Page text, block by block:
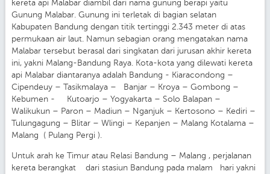
kereta api Malabar diambil dari nama gunung berapi yaitu
Gunung Malabar. Gunung ini terletak di bagian selatan
Kabupaten Bandung dengan titik tertinggi 2.343 meter di atas
permukaan air laut. Namun sebagian orang mengatakan nama
Malabar tersebut berasal dari singkatan dari jurusan akhir kereta
ini, yakni Malang-Bandung Raya. Kota-kota yang dilewati kereta
api Malabar diantaranya adalah Bandung - Kiaracondong –
Cipendeuy – Tasikmalaya – Banjar – Kroya – Gombong –
Kebumen - Kutoarjo – Yogyakarta – Solo Balapan –
Walikukun – Paron – Madiun – Nganjuk – Kertosono – Kediri –
Tulungagung – Blitar – Wlingi – Kepanjen – Malang Kotalama –
Malang ( Pulang Pergi ).
Untuk arah ke Timur atau Relasi Bandung – Malang , perjalanan
kereta berangkat dari stasiun Bandung pada malam hari yakni